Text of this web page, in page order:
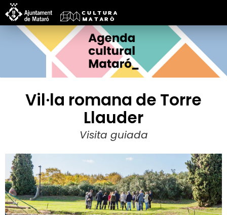
Vil·la romana de Torre
Llauder
Visita guiada